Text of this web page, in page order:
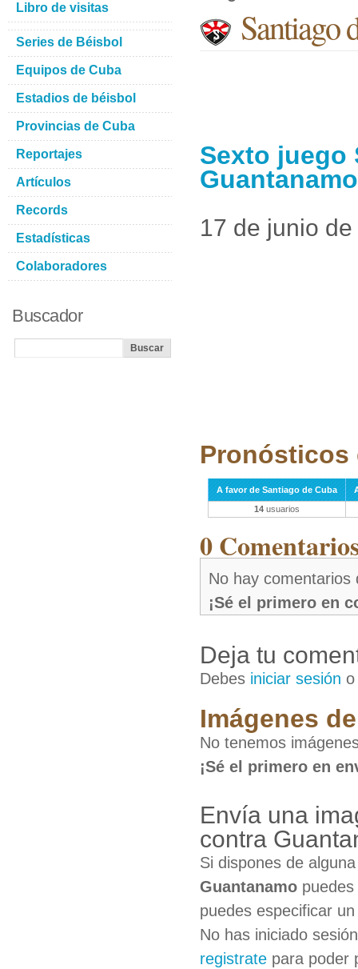
Santiago
Sexto juego
Guantanamo
17 de junio
Pronósticos
A favor de Santiago de Cuba
14 usuarios
0
No hay comentarios
¡Sé el primero en
Deja tu
Debes iniciar sesión
Imágenes
No tenemos
¡Sé el primero en
Envía una
contra
Si dispones de
Guantanamo
puedes especificar
No has iniciado
registrate para poder
Libro de visitas
Series de Béisbol
Equipos de Cuba
Estadios de béisbol
Provincias de Cuba
Reportajes
Artículos
Records
Estadísticas
Colaboradores
Buscador